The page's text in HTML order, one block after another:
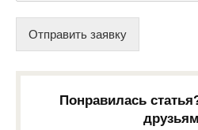
Отправить заявку
Понравилась